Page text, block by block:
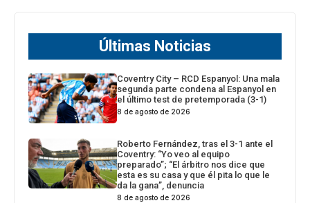
Últimas Noticias
Coventry City – RCD Espanyol: Una mala
segunda parte condena al Espanyol en
el último test de pretemporada (3-1)
8 de agosto de 2026
Roberto Fernández, tras el 3-1 ante el
Coventry: “Yo veo al equipo
preparado”; “El árbitro nos dice que
esta es su casa y que él pita lo que le
da la gana”, denuncia
8 de agosto de 2026